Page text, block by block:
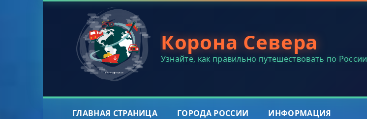
Корона Севера
Узнайте, как правильно путешествовать по России
ГЛАВНАЯ СТРАНИЦА ГОРОДА РОССИИ ИНФОРМАЦИЯ